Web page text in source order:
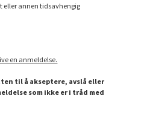
eller annen tidsavhengig
en anmeldelse.
til å akseptere, avslå eller
som ikke er i tråd med